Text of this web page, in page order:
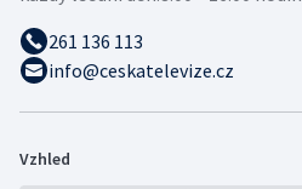
261 136 113
info@ceskatelevize.cz
Vzhled